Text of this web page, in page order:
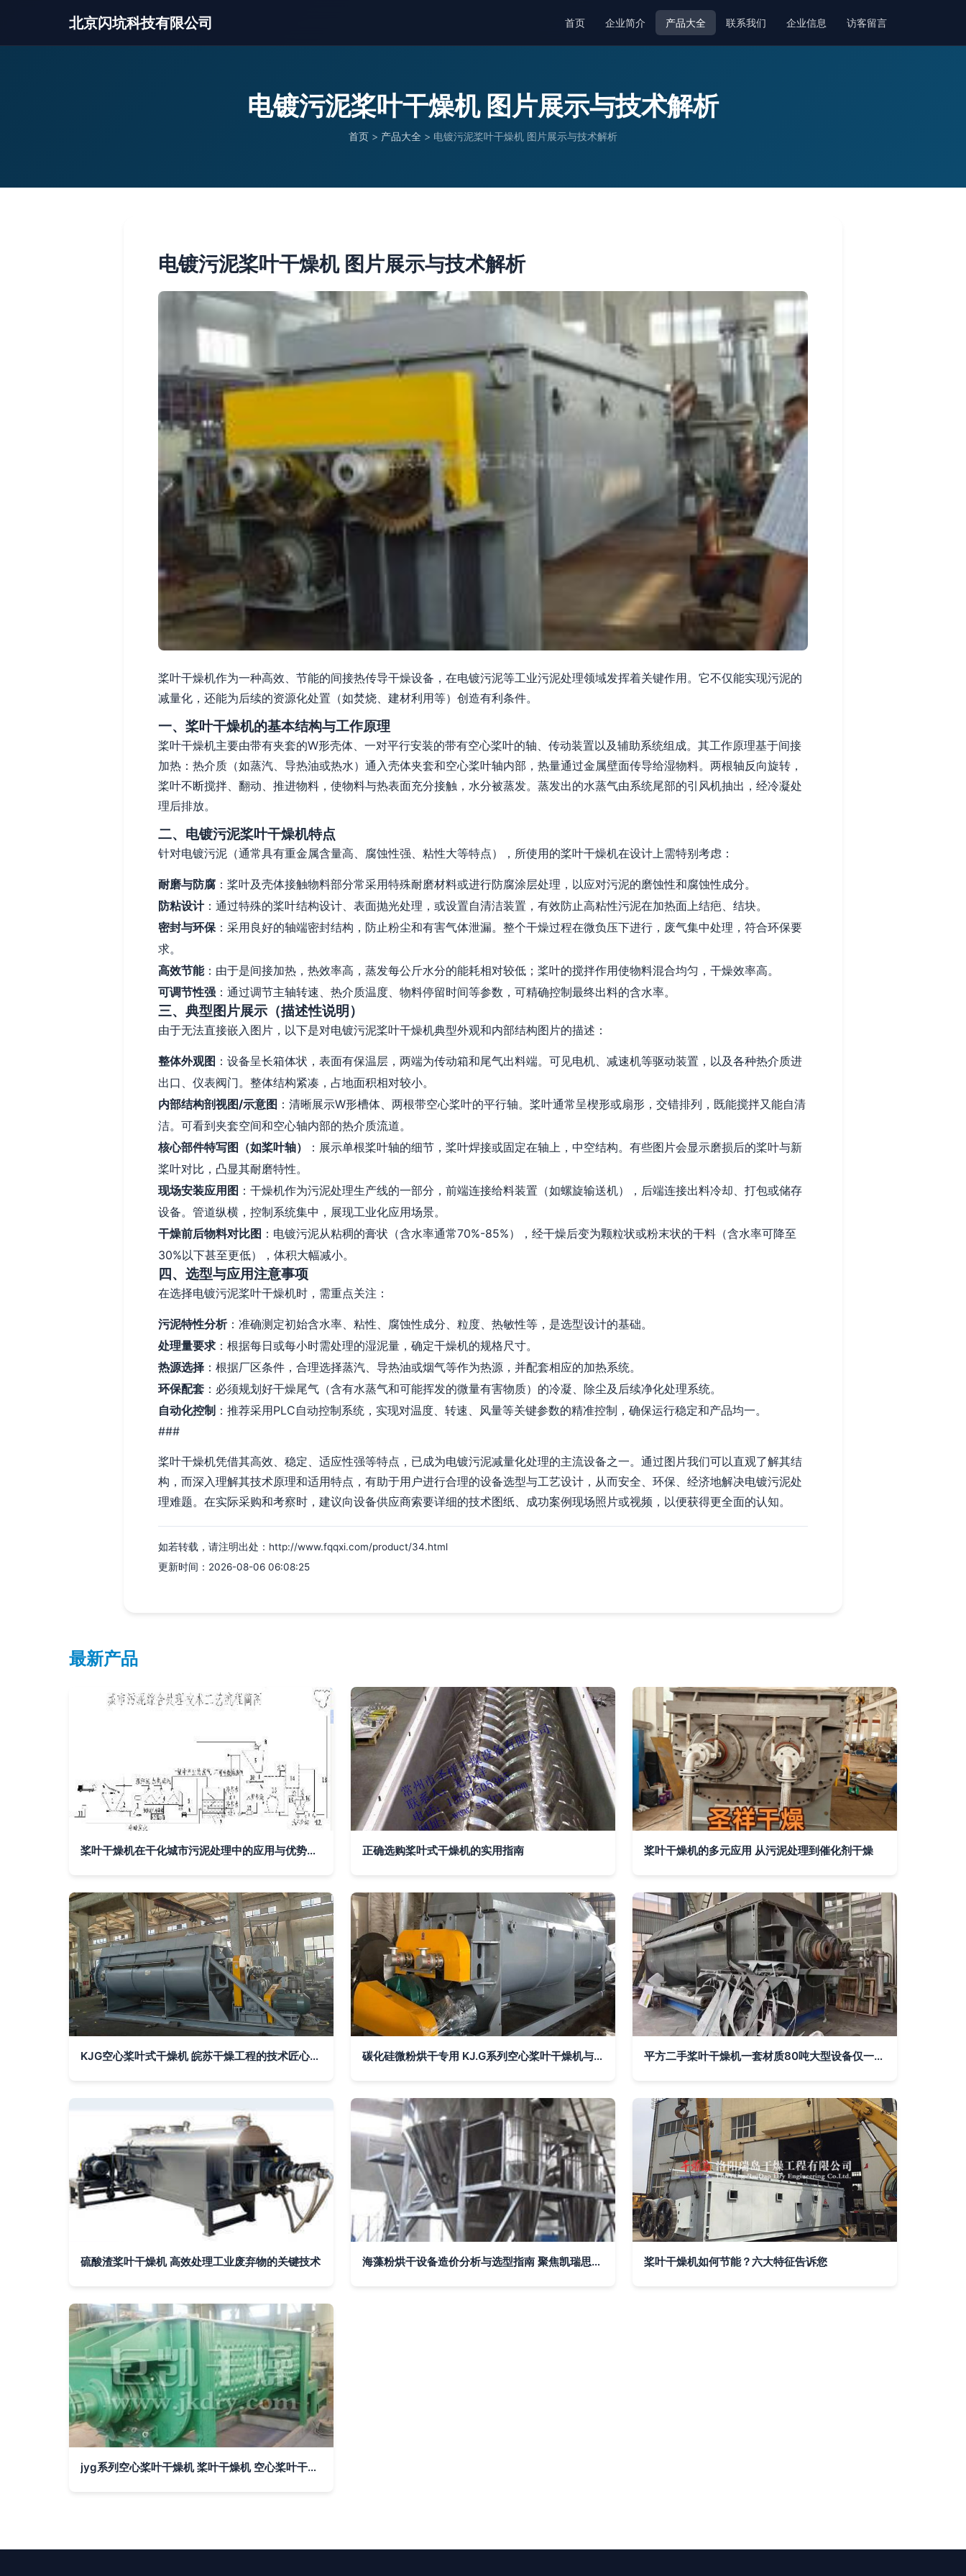
北京闪坑科技有限公司 首页 企业简介 产品大全 联系我们 企业信息 访客留言
电镀污泥桨叶干燥机 图片展示与技术解析
首页 > 产品大全 > 电镀污泥桨叶干燥机 图片展示与技术解析
电镀污泥桨叶干燥机 图片展示与技术解析
桨叶干燥机作为一种高效、节能的间接热传导干燥设备，在电镀污泥等工业污泥处理领域发挥着关键作用。它不仅能实现污泥的
减量化，还能为后续的资源化处置（如焚烧、建材利用等）创造有利条件。
一、桨叶干燥机的基本结构与工作原理
桨叶干燥机主要由带有夹套的W形壳体、一对平行安装的带有空心桨叶的轴、传动装置以及辅助系统组成。其工作原理基于间接
加热：热介质（如蒸汽、导热油或热水）通入壳体夹套和空心桨叶轴内部，热量通过金属壁面传导给湿物料。两根轴反向旋转，
桨叶不断搅拌、翻动、推进物料，使物料与热表面充分接触，水分被蒸发。蒸发出的水蒸气由系统尾部的引风机抽出，经冷凝处
理后排放。
二、电镀污泥桨叶干燥机特点
针对电镀污泥（通常具有重金属含量高、腐蚀性强、粘性大等特点），所使用的桨叶干燥机在设计上需特别考虑：
耐磨与防腐 ：桨叶及壳体接触物料部分常采用特殊耐磨材料或进行防腐涂层处理，以应对污泥的磨蚀性和腐蚀性成分。
防粘设计：通过特殊的桨叶结构设计、表面抛光处理，或设置自清洁装置，有效防止高粘性污泥在加热面上结疤、结块。
密封与环保：采用良好的轴端密封结构，防止粉尘和有害气体泄漏。整个干燥过程在微负压下进行，废气集中处理，符合环保要
求。
高效节能：由于是间接加热，热效率高，蒸发每公斤水分的能耗相对较低；桨叶的搅拌作用使物料混合均匀，干燥效率高。
可调节性强 ：通过调节主轴转速、热介质温度、物料停留时间等参数，可精确控制最终出料的含水率。
三、典型图片展示（描述性说明）
由于无法直接嵌入图片，以下是对电镀污泥桨叶干燥机典型外观和内部结构图片的描述：
整体外观图 ：设备呈长箱体状，表面有保温层，两端为传动箱和尾气出料端。可见电机、减速机等驱动装置，以及各种热介质进
出口、仪表阀门。整体结构紧凑，占地面积相对较小。
内部结构剖视图/示意图 ：清晰展示W形槽体、两根带空心桨叶的平行轴。桨叶通常呈楔形或扇形，交错排列，既能搅拌又能自清
洁。可看到夹套空间和空心轴内部的热介质流道。
核心部件特写图（如桨叶轴）
：展示单根桨叶轴的细节，桨叶焊接或固定在轴上，中空结构。有些图片会显示磨损后的桨叶与新
桨叶对比，凸显其耐磨特性。
现场安装应用图 ：干燥机作为污泥处理生产线的一部分，前端连接给料装置（如螺旋输送机），后端连接出料冷却、打包或储存
设备。管道纵横，控制系统集中，展现工业化应用场景。
干燥前后物料对比图 ：电镀污泥从粘稠的膏状（含水率通常70%-85%），经干燥后变为颗粒状或粉末状的干料（含水率可降至
30%以下甚至更低），体积大幅减小。
四、选型与应用注意事项
在选择电镀污泥桨叶干燥机时，需重点关注：
污泥特性分析：准确测定初始含水率、粘性、腐蚀性成分、粒度、热敏性等，是选型设计的基础。
处理量要求 ：根据每日或每小时需处理的湿泥量，确定干燥机的规格尺寸。
热源选择 ：根据厂区条件，合理选择蒸汽、导热油或烟气等作为热源，并配套相应的加热系统。
环保配套 ：必须规划好干燥尾气（含有水蒸气和可能挥发的微量有害物质）的冷凝、除尘及后续净化处理系统。
自动化控制 ：推荐采用PLC自动控制系统，实现对温度、转速、风量等关键参数的精准控制，确保运行稳定和产品均一。
###
桨叶干燥机凭借其高效、稳定、适应性强等特点，已成为电镀污泥减量化处理的主流设备之一。通过图片我们可以直观了解其结
构，而深入理解其技术原理和适用特点，有助于用户进行合理的设备选型与工艺设计，从而安全、环保、经济地解决电镀污泥处
理难题。在实际采购和考察时，建议向设备供应商索要详细的技术图纸、成功案例现场照片或视频，以便获得更全面的认知。
如若转载，请注明出处：http://www.fqqxi.com/product/34.html
更新时间：2026-08-06 06:08:25
最新产品
桨叶干燥机在干化城市污泥处理中的应用与优势分析 正确选购桨叶式干燥机的实用指南 桨叶干燥机的多元应用 从污泥处理到催化剂干燥
KJG空心桨叶式干燥机 皖苏干燥工程的技术匠心与硬核实力 碳化硅微粉烘干专用 KJ.G系列空心桨叶干燥机与硅泥双浆叶干化烘干机技术解析 平方二手桨叶干燥机一套材质80吨大型设备仅一周后天到家需要的请联系
硫酸渣桨叶干燥机 高效处理工业废弃物的关键技术 海藻粉烘干设备造价分析与选型指南 聚焦凯瑞思机械桨叶干燥机 桨叶干燥机如何节能？六大特征告诉您
jyg系列空心桨叶干燥机 桨叶干燥机 空心桨叶干燥机